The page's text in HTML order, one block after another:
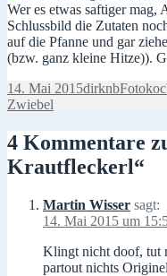
Wer es etwas saftiger mag,
Schlussbild die Zutaten
auf die Pfanne und gar
(bzw. ganz kleine Hitze)).
Veröffentlicht
am
14. Mai 2015Autor
dirknb
Zwiebel
4 Kommentare
Krautfleckerl“
Martin Wisser sagt:
14. Mai 2015 um
Klingt nicht doof, tut
partout nichts